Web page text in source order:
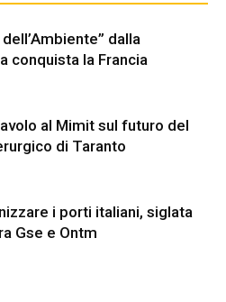
dalla
conquista la Francia
al Mimit sul futuro del
di Taranto
i porti italiani, siglata
Gse e Ontm